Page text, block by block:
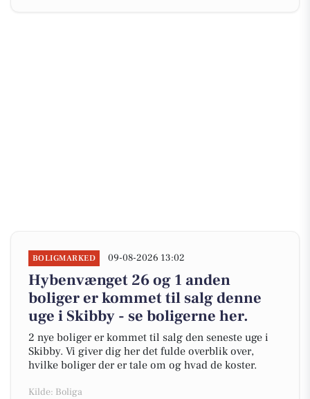
BOLIGMARKED 09-08-2026 13:02
Hybenvænget 26 og 1 anden
boliger er kommet til salg denne
uge i Skibby - se boligerne her.
2 nye boliger er kommet til salg den seneste uge i
Skibby. Vi giver dig her det fulde overblik over,
hvilke boliger der er tale om og hvad de koster.
Kilde: Boliga